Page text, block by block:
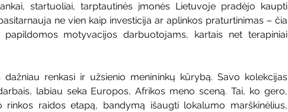
startuoliai, tarptautinės įmonės Lietuvoje pradėjo kaupti
ne vien kaip investicija ar aplinkos praturtinimas – čia
motyvacijos darbuotojams, kartais net terapiniai
renkasi ir užsienio menininkų kūrybą. Savo kolekcijas
labiau seka Europos, Afrikos meno sceną. Tai, ko gero,
raidos etapą, bandymą išaugti lokalumo marškinėlius,